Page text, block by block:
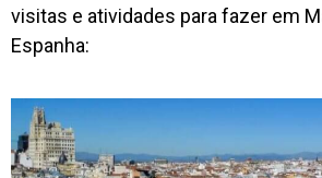
visitas e atividades para fazer em
Espanha: